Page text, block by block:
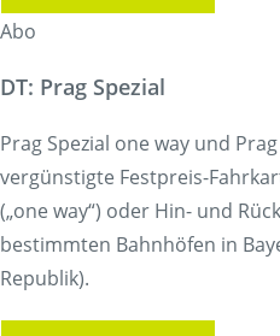
Abo
DT: Prag Spezial
Prag Spezial one way und
vergünstigte Festpreis-
(„one way“) oder Hin- und
bestimmten Bahnhöfen in
Republik).